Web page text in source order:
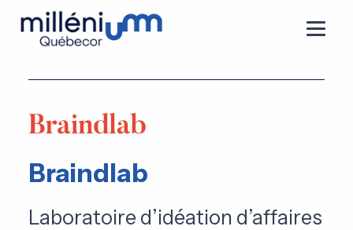
Braindlab
Laboratoire d’idéation d’affaires